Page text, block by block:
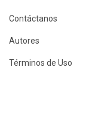
Contáctanos
Autores
Términos de Uso